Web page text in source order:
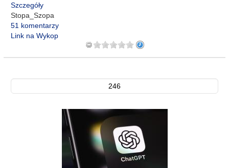
Szczegóły
Stopa_Szopa
51 komentarzy
Link na Wykop
246